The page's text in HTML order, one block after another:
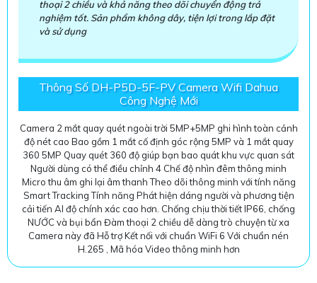
thoại 2 chiều và khả năng theo dõi chuyển động trả
nghiệm tốt. Sản phẩm không dây, tiện lợi trong lắp đặt
và sử dụng
Thông Số DH-P5D-5F-PV Camera Wifi Dahua
Công Nghệ Mới
Camera 2 mắt quay quét ngoài trời 5MP+5MP ghi hình toàn cảnh
độ nét cao Bao gồm 1 mắt cố định góc rộng 5MP và 1 mắt quay
360 5MP Quay quét 360 độ giúp bạn bao quát khu vực quan sát
Người dùng có thể điều chỉnh 4 Chế độ nhìn đêm thông minh
Micro thu âm ghi lại âm thanh Theo dõi thông minh với tính năng
Smart Tracking Tính năng Phát hiện dáng người và phương tiện
cải tiến AI độ chính xác cao hơn. Chống chịu thời tiết IP66, chống
NƯỚC và bụi bẩn Đàm thoại 2 chiều dễ dàng trò chuyện từ xa
Camera này đã Hỗ trợ Kết nối với chuẩn WiFi 6 Với chuẩn nén
H.265 , Mã hóa Video thông minh hơn